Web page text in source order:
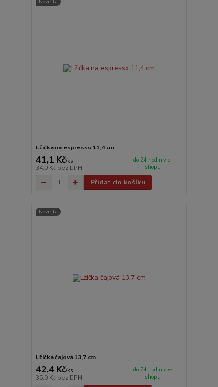
Novinka
Lžička na espresso 11,4 cm
41,1 Kč/ks
34,0 Kč bez DPH
do 24 hodin v e-
shopu
Přidat do košíku
Novinka
Lžička čajová 13,7 cm
42,4 Kč/ks
35,0 Kč bez DPH
do 24 hodin v e-
shopu